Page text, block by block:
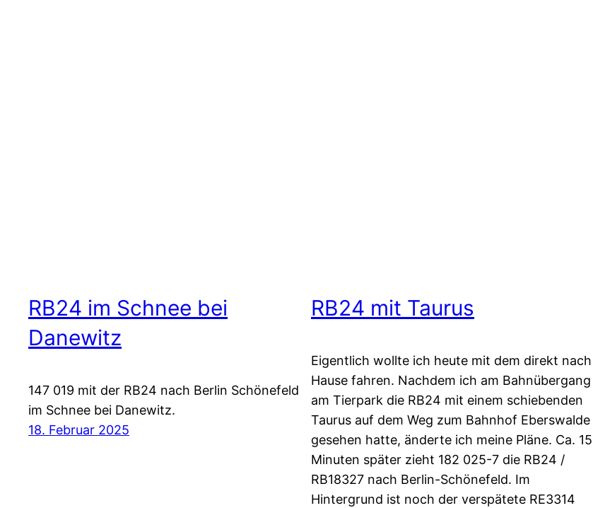
RB24 im Schnee bei
Danewitz
147 019 mit der RB24 nach Berlin Schönefeld
im Schnee bei Danewitz.
18. Februar 2025
RB24 mit Taurus
Eigentlich wollte ich heute mit dem direkt nach
Hause fahren. Nachdem ich am Bahnübergang
am Tierpark die RB24 mit einem schiebenden
Taurus auf dem Weg zum Bahnhof Eberswalde
gesehen hatte, änderte ich meine Pläne. Ca. 15
Minuten später zieht 182 025-7 die RB24 /
RB18327 nach Berlin-Schönefeld. Im
Hintergrund ist noch der verspätete RE3314